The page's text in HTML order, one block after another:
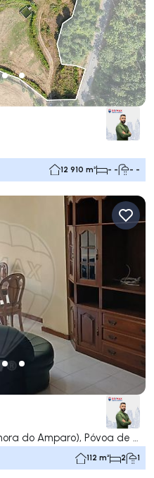
12 910 m² - - - -
Póvoa de Lanhoso (Nossa Senhora do Amparo), Póvoa de Lanhoso
112 m² 2 1